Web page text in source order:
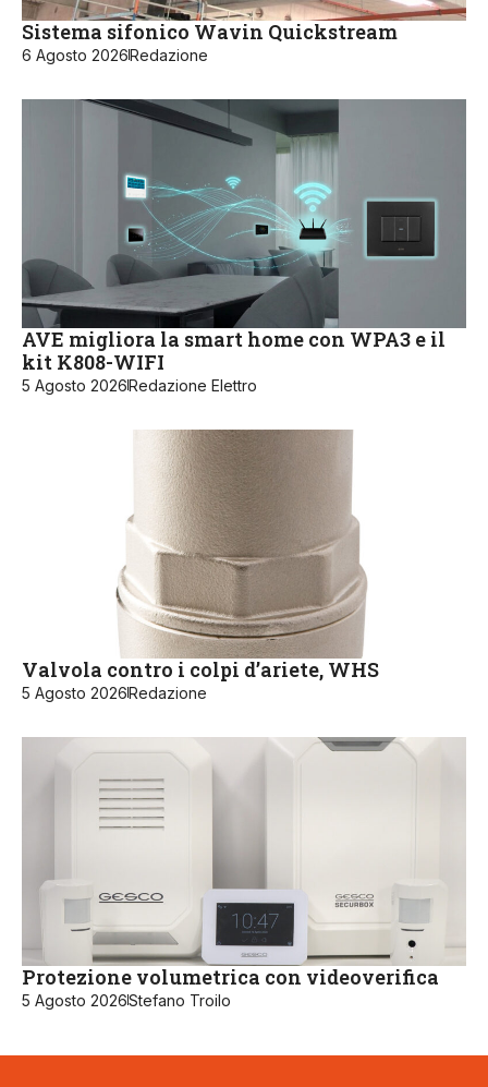
Sistema sifonico Wavin Quickstream
6 Agosto 2026Redazione
AVE migliora la smart home con WPA3 e il
kit K808-WIFI
5 Agosto 2026Redazione Elettro
Valvola contro i colpi d’ariete, WHS
5 Agosto 2026Redazione
Protezione volumetrica con videoverifica
5 Agosto 2026Stefano Troilo